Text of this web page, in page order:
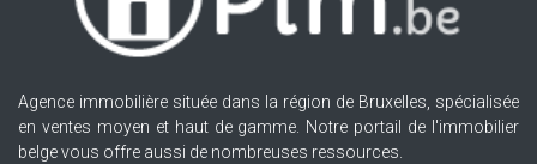
Agence immobilière située dans la région de Bruxelles, spécialisée
en ventes moyen et haut de gamme. Notre portail de l'immobilier
belge vous offre aussi de nombreuses ressources.